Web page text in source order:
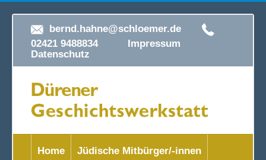
bernd.hahne@schloemer.de
02421 9488834 Impressum
Datenschutz
Home Jüdische Mitbürger/-innen